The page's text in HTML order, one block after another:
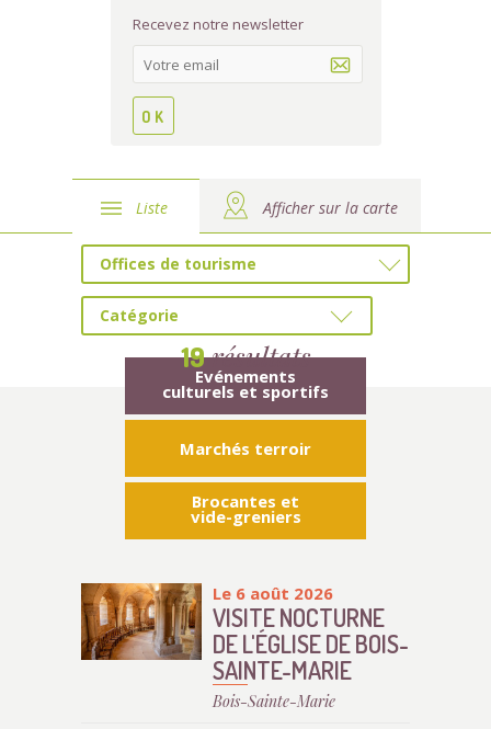
Recevez notre newsletter
Liste Afficher sur la carte
Offices de tourisme
Catégorie
19résultats
Evénements
culturels et sportifs
Marchés terroir
Brocantes et
vide-greniers
Le 6 août 2026
VISITE NOCTURNE
DE L'ÉGLISE DE BOIS-
SAINTE-MARIE
Bois-Sainte-Marie